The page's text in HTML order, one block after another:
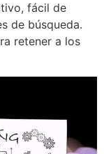
fácil de
de búsqueda.
retener a los